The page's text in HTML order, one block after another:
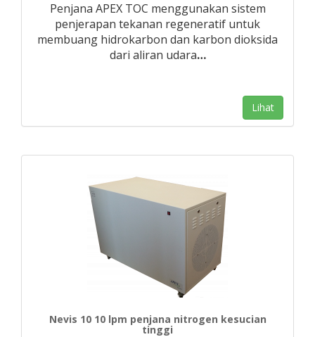
Penjana APEX TOC menggunakan sistem
penjerapan tekanan regeneratif untuk
membuang hidrokarbon dan karbon dioksida
dari aliran udara…
Lihat
Nevis 10 10 lpm penjana nitrogen kesucian
tinggi